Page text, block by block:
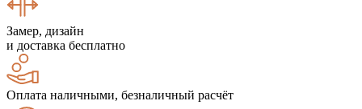
Замер, дизайн
и доставка бесплатно
Оплата наличными, безналичный расчёт